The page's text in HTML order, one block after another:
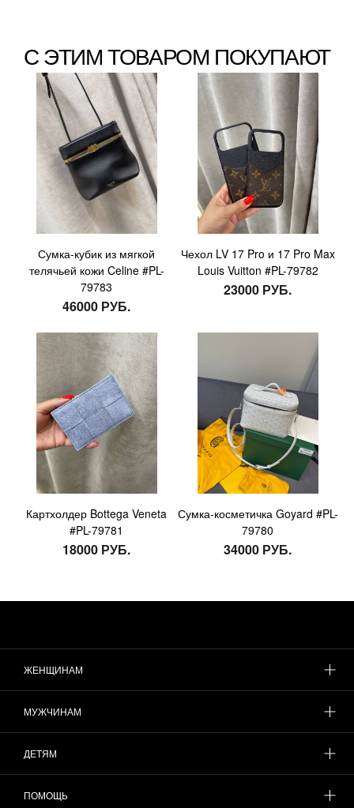
С ЭТИМ ТОВАРОМ ПОКУПАЮТ
Сумка-кубик из мягкой
телячьей кожи Celine #PL-
79783
46000 РУБ.
Чехол LV 17 Pro и 17 Pro Max
Louis Vuitton #PL-79782
23000 РУБ.
Картхолдер Bottega Veneta
#PL-79781
18000 РУБ.
Сумка-косметичка Goyard #PL-
79780
34000 РУБ.
ЖЕНЩИНАМ
МУЖЧИНАМ
ДЕТЯМ
ПОМОЩЬ